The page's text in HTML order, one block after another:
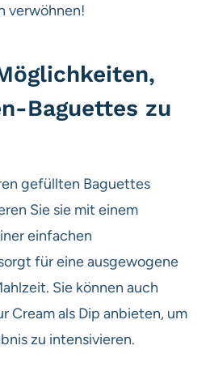
verwöhnen!
Baguettes zu
gefüllten Baguettes
Sie sie mit einem
einfachen
für eine ausgewogene
Sie können auch
Cream als Dip anbieten, um
zu intensivieren.